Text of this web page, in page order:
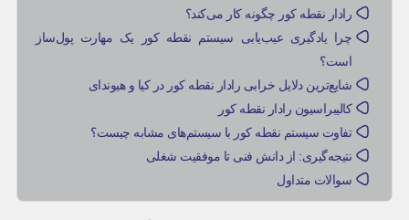
رادار نقطه کور چگونه کار می‌کند؟
چرا یادگیری عیب‌یابی سیستم نقطه کور یک مهارت پول‌ساز
است؟
شایع‌ترین دلایل خرابی رادار نقطه کور در کیا و هیوندای
کالیبراسیون رادار نقطه کور
تفاوت سیستم نقطه کور با سیستم‌های مشابه چیست؟
نتیجه‌گیری: از دانش فنی تا موفقیت شغلی
سوالات متداول